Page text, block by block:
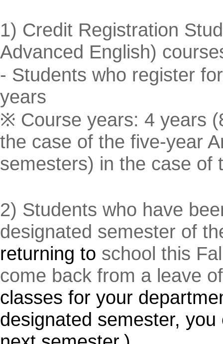
1) Credit Registration
Advanced English)
- Students who register
years
※ Course years: 4 years
the case of the five-year
semesters) in the case of
2) Students who have
designated semester of
returning to school this
come back from a leave
classes for your
designated semester,